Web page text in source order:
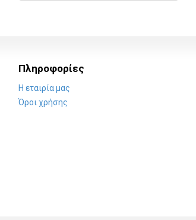
Πληροφορίες
Η εταιρία μας
Όροι χρήσης